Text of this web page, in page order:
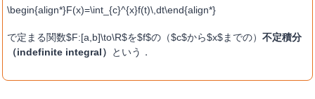
\begin{align*}F(x)=\int_{c}^{x}f(t)\,dt\end{align*}
で定まる関数$F:[a,b]\to\R$を$f$の（$c$から$x$までの） 不定積分
（indefinite integral）
という．